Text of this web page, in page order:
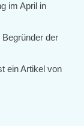
im April in
der
ein Artikel von